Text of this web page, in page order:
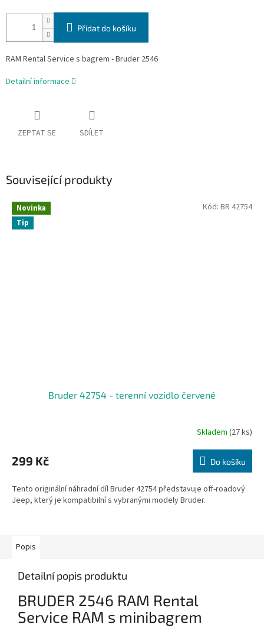
Přidat do košíku
RAM Rental Service s bagrem - Bruder 2546
Detailní informace
ZEPTAT SE SDÍLET
Související produkty
Novinka
Tip
Bruder 42754 - terenní vozidlo červené
Skladem (27 ks)
299 Kč Do košíku
Tento originální náhradní díl Bruder 42754 představuje off-roadový
Jeep, který je kompatibilní s vybranými modely Bruder.
Kód: BR 42754
Popis
Detailní popis produktu
BRUDER 2546 RAM Rental
Service RAM s minibagrem